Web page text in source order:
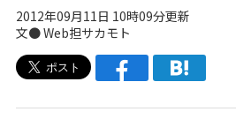
2012年09月11日 10時09分更新
文●Web担サカモト